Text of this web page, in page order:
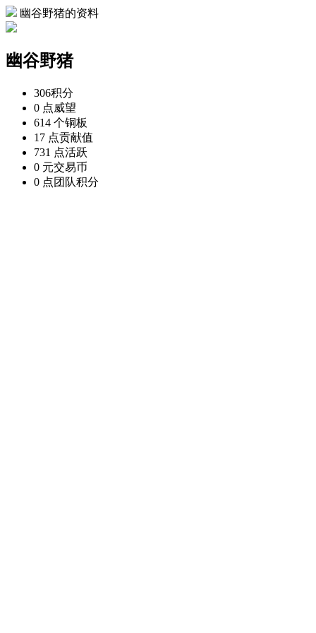
幽谷野猪的资料
幽谷野猪
306积分
0 点威望
614 个铜板
17 点贡献值
731 点活跃
0 元交易币
0 点团队积分